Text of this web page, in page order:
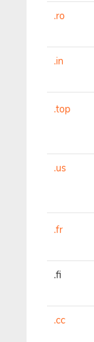
.ro
.in
.top
.us
.fr
.fi
.cc